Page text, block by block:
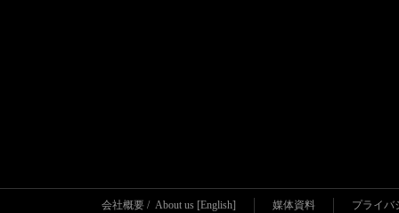
会社概要 / About us [English] 媒体資料 プライバ